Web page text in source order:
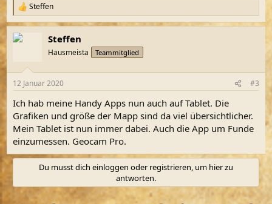
R
e
a
k
e
:
Steffen
Steffen
Hausmeista Teammitglied
12 Januar 2020 #3
Ich hab meine Handy Apps nun auch auf Tablet. Die
Grafiken und größe der Mapp sind da viel übersichtlicher.
Mein Tablet ist nun immer dabei. Auch die App um Funde
einzumessen. Geocam Pro.
Du musst dich einloggen oder registrieren, um hier zu
antworten.